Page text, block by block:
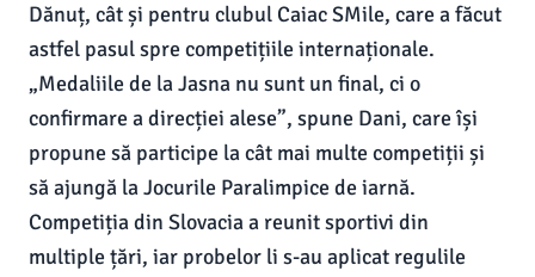
Dănuț, cât și pentru clubul Caiac SMile, care a făcut
astfel pasul spre competițiile internaționale.
„Medaliile de la Jasna nu sunt un final, ci o
confirmare a direcției alese”, spune Dani, care își
propune să participe la cât mai multe competiții și
să ajungă la Jocurile Paralimpice de iarnă.
Competiția din Slovacia a reunit sportivi din
multiple țări, iar probelor li s-au aplicat regulile